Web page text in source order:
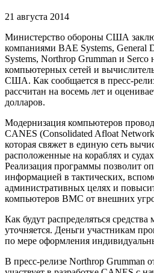
21 августа 2014
Министерство обороны США
компаниями BAE Systems, General
Systems, Northrop Grumman и
компьютерных сетей и
США. Как сообщается в пресс-
рассчитан на восемь лет и
долларов.
Модернизация компьютеров
CANES (Consolidated Afloat
которая свяжет в единую сеть
расположенные на кораблях и
Реализация программы позволит
информацией в тактических,
административных целях и
компьютеров ВМС от внешних
Как будут распределяться
уточняется. Деньги участникам
по мере оформления
В пресс-релизе Northrop Grumman